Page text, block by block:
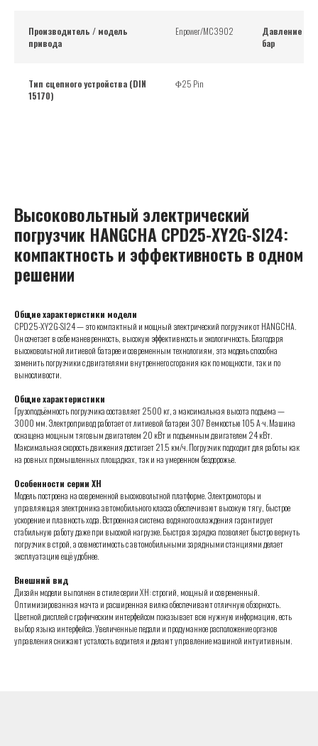
Производитель / модель
привода
Enpower/MC3902
Давление в
бар
Тип сцепного устройства (DIN
15170)
Φ25 Pin
Высоковольтный электрический
погрузчик HANGCHA CPD25-XY2G-SI24:
компактность и эффективность в одном
решении
Общие характеристики модели
CPD25-XY2G-SI24 — это компактный и мощный электрический погрузчик от HANGCHA.
Он сочетает в себе маневренность, высокую эффективность и экологичность. Благодаря
высоковольтной литиевой батарее и современным технологиям, эта модель способна
заменить погрузчики с двигателями внутреннего сгорания как по мощности, так и по
выносливости.
Общие характеристики
Грузоподъёмность погрузчика составляет 2500 кг, а максимальная высота подъема —
3000 мм. Электропривод работает от литиевой батареи 307 В емкостью 105 А·ч. Машина
оснащена мощным тяговым двигателем 20 кВт и подъемным двигателем 24 кВт.
Максимальная скорость движения достигает 21.5 км/ч. Погрузчик подходит для работы как
на ровных промышленных площадках, так и на умеренном бездорожье.
Особенности серии XH
Модель построена на современной высоковольтной платформе. Электромоторы и
управляющая электроника автомобильного класса обеспечивают высокую тягу, быстрое
ускорение и плавность хода. Встроенная система водяного охлаждения гарантирует
стабильную работу даже при высокой нагрузке. Быстрая зарядка позволяет быстро вернуть
погрузчик в строй, а совместимость с автомобильными зарядными станциями делает
эксплуатацию ещё удобнее.
Внешний вид
Дизайн модели выполнен в стиле серии XH: строгий, мощный и современный.
Оптимизированная мачта и расширенная вилка обеспечивают отличную обзорность.
Цветной дисплей с графическим интерфейсом показывает всю нужную информацию, есть
выбор языка интерфейса. Увеличенные педали и продуманное расположение органов
управления снижают усталость водителя и делают управление машиной интуитивным.